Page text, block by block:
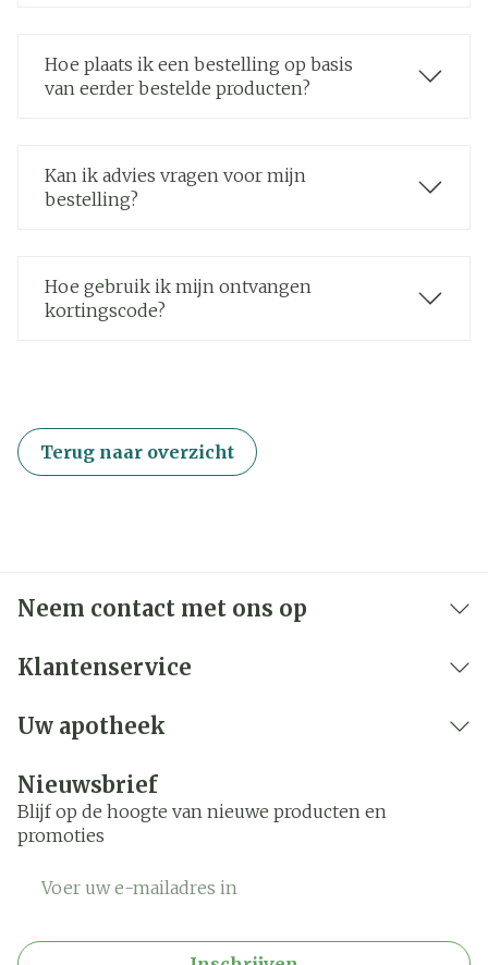
Hoe plaats ik een bestelling op basis
van eerder bestelde producten?
Kan ik advies vragen voor mijn
bestelling?
Hoe gebruik ik mijn ontvangen
kortingscode?
Terug naar overzicht
Neem contact met ons op
Klantenservice
Uw apotheek
Nieuwsbrief
Blijf op de hoogte van nieuwe producten en
promoties